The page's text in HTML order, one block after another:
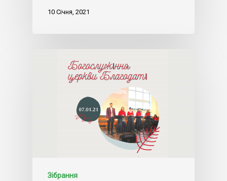
10 Січня, 2021
Зібрання